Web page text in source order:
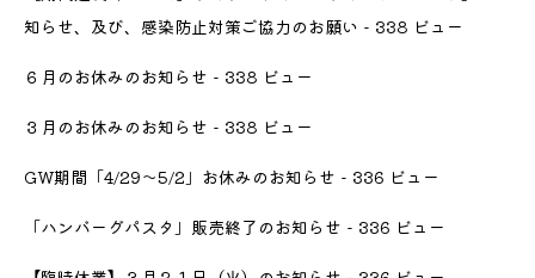
知らせ、及び、感染防止対策ご協力のお願い - 338 ビュー
６月のお休みのお知らせ - 338 ビュー
３月のお休みのお知らせ - 338 ビュー
GW期間「4/29〜5/2」お休みのお知らせ - 336 ビュー
「ハンバーグパスタ」販売終了のお知らせ - 336 ビュー